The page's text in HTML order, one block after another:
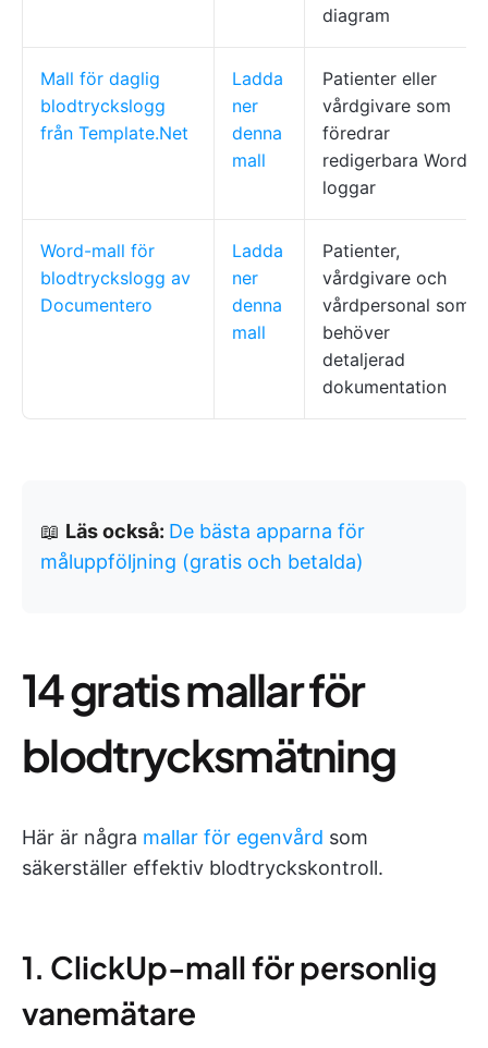
diagram
Mall för daglig
blodtryckslogg
från Template.Net
Ladda
ner
denna
mall
Patienter eller
vårdgivare som
föredrar
redigerbara Word-
loggar
Word-mall för
blodtryckslogg av
Documentero
Ladda
ner
denna
mall
Patienter,
vårdgivare och
vårdpersonal som
behöver
detaljerad
dokumentation
📖 Läs också: De bästa apparna för
måluppföljning (gratis och betalda)
14 gratis mallar för
blodtrycksmätning
Här är några mallar för egenvård som
säkerställer effektiv blodtryckskontroll.
1. ClickUp-mall för personlig
vanemätare